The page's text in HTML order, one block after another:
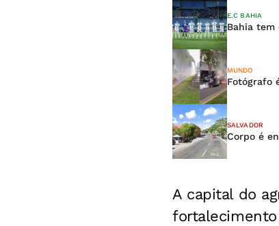
E.C BAHIA
Bahia
MUNDO
Fotógrafo
SALVADOR
Corpo é
A capital do